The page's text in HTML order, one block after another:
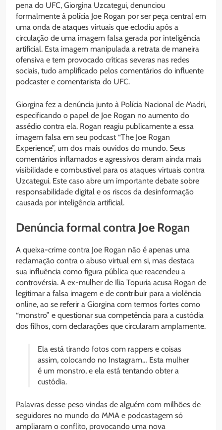
pena do UFC, Giorgina Uzcategui, denunciou
formalmente à polícia Joe Rogan por ser peça central em
uma onda de ataques virtuais que eclodiu após a
circulação de uma imagem falsa gerada por inteligência
artificial. Esta imagem manipulada a retrata de maneira
ofensiva e tem provocado críticas severas nas redes
sociais, tudo amplificado pelos comentários do influente
podcaster e comentarista do UFC.
Giorgina fez a denúncia junto à Polícia Nacional de Madri,
especificando o papel de Joe Rogan no aumento do
assédio contra ela. Rogan reagiu publicamente a essa
imagem falsa em seu podcast “The Joe Rogan
Experience”, um dos mais ouvidos do mundo. Seus
comentários inflamados e agressivos deram ainda mais
visibilidade e combustível para os ataques virtuais contra
Uzcategui. Este caso abre um importante debate sobre
responsabilidade digital e os riscos da desinformação
causada por inteligência artificial.
Denúncia formal contra Joe Rogan
A queixa-crime contra Joe Rogan não é apenas uma
reclamação contra o abuso virtual em si, mas destaca
sua influência como figura pública que reacendeu a
controvérsia. A ex-mulher de Ilia Topuria acusa Rogan de
legitimar a falsa imagem e de contribuir para a violência
online, ao se referir a Giorgina com termos fortes como
“monstro” e questionar sua competência para a custódia
dos filhos, com declarações que circularam amplamente.
Ela está tirando fotos com rappers e coisas
assim, colocando no Instagram… Esta mulher
é um monstro, e ela está tentando obter a
custódia.
Palavras desse peso vindas de alguém com milhões de
seguidores no mundo do MMA e podcastagem só
ampliaram o conflito, provocando uma nova